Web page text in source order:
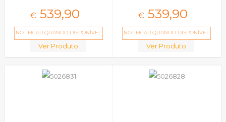
€ 539,90
NOTIFICAR QUANDO DISPONÍVEL
Ver Produto
€ 539,90
NOTIFICAR QUANDO DISPONÍVEL
Ver Produto